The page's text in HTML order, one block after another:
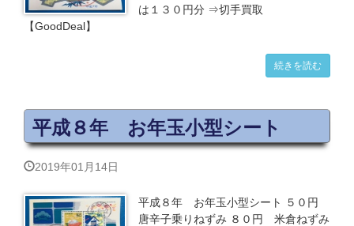
は１３０円分 ⇒切手買取
【GoodDeal】
続きを読む
平成８年 お年玉小型シート
2019年01月14日
平成８年 お年玉小型シート ５０円
唐辛子乗りねずみ ８０円 米倉ねずみ